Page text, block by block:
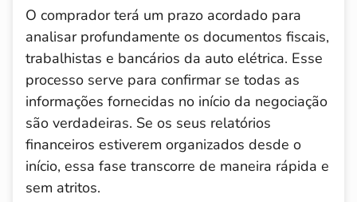
O comprador terá um prazo acordado para
analisar profundamente os documentos fiscais,
trabalhistas e bancários da auto elétrica. Esse
processo serve para confirmar se todas as
informações fornecidas no início da negociação
são verdadeiras. Se os seus relatórios
financeiros estiverem organizados desde o
início, essa fase transcorre de maneira rápida e
sem atritos.